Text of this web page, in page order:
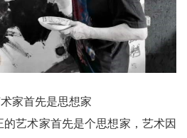
家首先是思想家
艺术家首先是个思想家，艺术因